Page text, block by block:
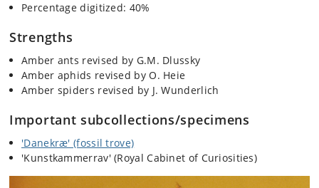
Percentage digitized: 40%
Strengths
Amber ants revised by G.M. Dlussky
Amber aphids revised by O. Heie
Amber spiders revised by J. Wunderlich
Important subcollections/specimens
'Danekræ' (fossil trove)
'Kunstkammerrav' (Royal Cabinet of Curiosities)